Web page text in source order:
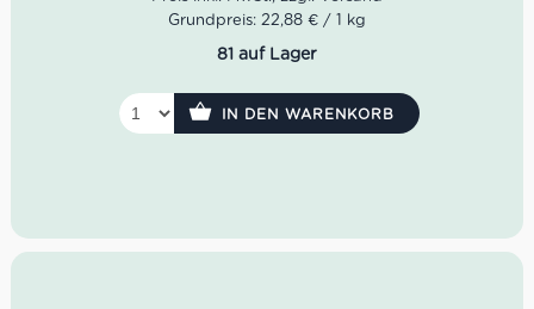
Grundpreis: 22,88 € / 1 kg
81 auf Lager
IN DEN WARENKORB